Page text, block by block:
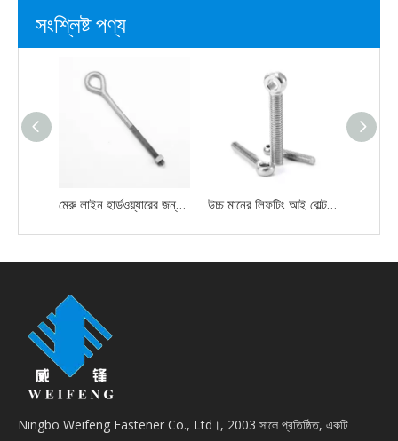
সংশ্লিষ্ট পণ্য
মেরু লাইন হার্ডওয়্যারের জন্য গ্যালভানাইজড ওভাল আই বোল্ট উচ্চ মানের লিফটিং আই বোল্ট স্টেইনলেস স্টীল সুইং ফিশ রাউন্ড আই বোল্ট Din444
Ningbo Weifeng Fastener Co., Ltd।, 2003 সালে প্রতিষ্ঠিত, একটি